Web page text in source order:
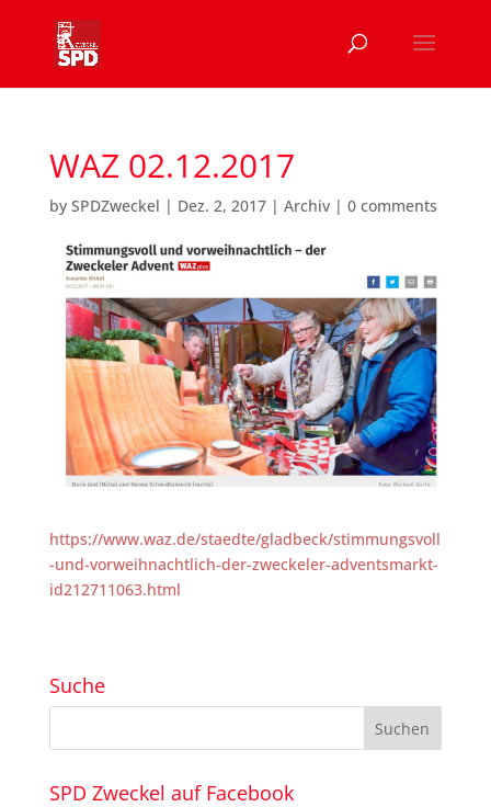
WAZ 02.12.2017
by SPDZweckel | Dez. 2, 2017| Archiv| 0 comments
https://www.waz.de/staedte/gladbeck/stimmungsvoll
-und-vorweihnachtlich-der-zweckeler-adventsmarkt-
id212711063.html
Suche
SPD Zweckel auf Facebook